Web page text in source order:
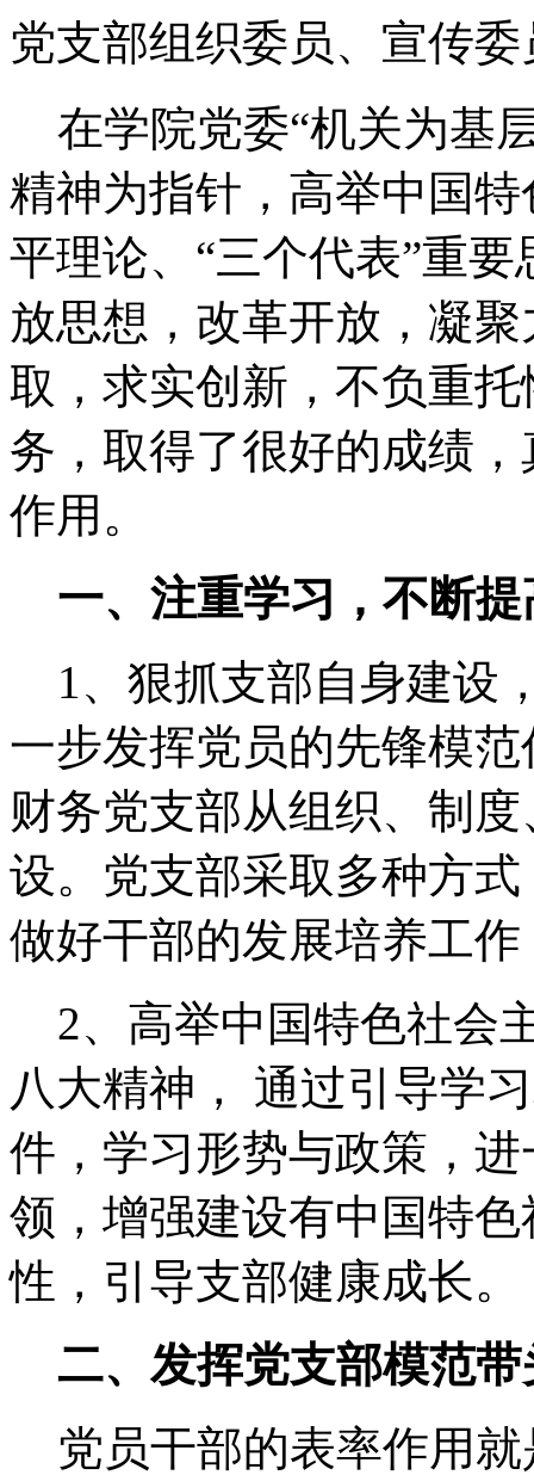
党支部组织委员、宣传委
在学院党委“机关为基
精神为指针，高举中国
平理论、“三个代表”重
放思想，改革开放，凝
取，求实创新，不负重
务，取得了很好的成绩
作用。
一、注重学习，不断
1、狠抓支部自身建设
一步发挥党员的先锋模
财务党支部从组织、制
设。党支部采取多种方
做好干部的发展培养工
2、高举中国特色社会
八大精神， 通过引导学
件，学习形势与政策，
领，增强建设有中国特
性，引导支部健康成长。
二、发挥党支部模范
党员干部的表率作用就